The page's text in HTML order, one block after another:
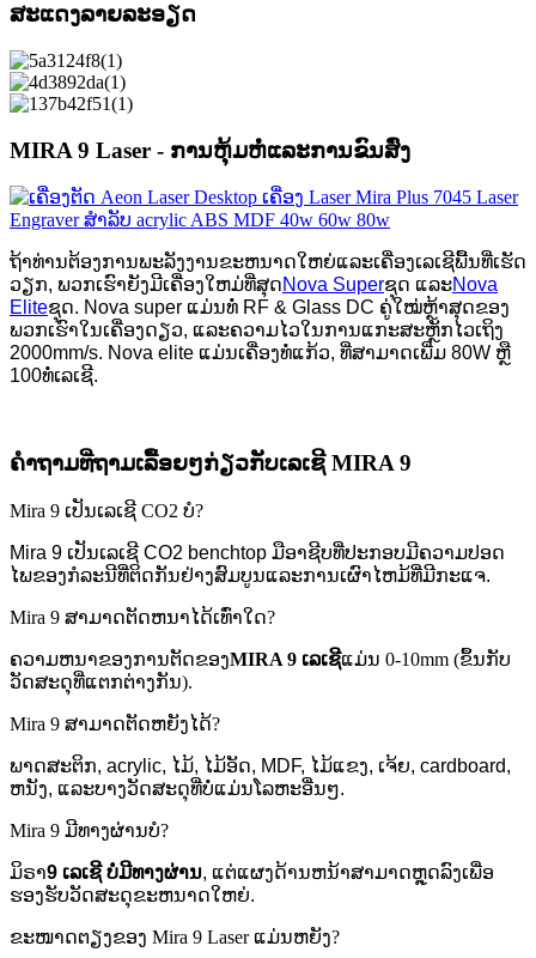
ສະແດງລາຍລະອຽດ
MIRA 9 Laser - ການຫຸ້ມຫໍ່ແລະການຂົນສົ່ງ
ຖ້າທ່ານຕ້ອງການພະລັງງານຂະຫນາດໃຫຍ່ແລະເຄື່ອງເລເຊີພື້ນທີ່ເຮັດ
ວຽກ, ພວກເຮົາຍັງມີເຄື່ອງໃຫມ່ທີ່ສຸດNova Superຊຸດ ແລະNova
Eliteຊຸດ. Nova super ແມ່ນທໍ່ RF & Glass DC ຄູ່ໃໝ່ຫຼ້າສຸດຂອງ
ພວກເຮົາໃນເຄື່ອງດຽວ, ແລະຄວາມໄວໃນການແກະສະຫຼັກໄວເຖິງ
2000mm/s. Nova elite ແມ່ນເຄື່ອງທໍ່ແກ້ວ, ທີ່ສາມາດເພີ່ມ 80W ຫຼື
100ທໍ່ເລເຊີ.
ຄຳຖາມທີ່ຖາມເລື້ອຍໆກ່ຽວກັບເລເຊີ MIRA 9
Mira 9 ເປັນເລເຊີ CO2 ບໍ?
Mira 9 ເປັນເລເຊີ CO2 benchtop ມືອາຊີບທີ່ປະກອບມີຄວາມປອດ
ໄພຂອງກໍລະນີທີ່ຕິດກັນຢ່າງສົມບູນແລະການເຜົາໄຫມ້ທີ່ມີກະແຈ.
Mira 9 ສາມາດຕັດຫນາໄດ້ເທົ່າໃດ?
ຄວາມຫນາຂອງການຕັດຂອງMIRA 9 ເລເຊີແມ່ນ 0-10mm (ຂຶ້ນກັບ
ວັດສະດຸທີ່ແຕກຕ່າງກັນ).
Mira 9 ສາມາດຕັດຫຍັງໄດ້?
ພາດສະຕິກ, acrylic, ໄມ້, ໄມ້ອັດ, MDF, ໄມ້ແຂງ, ເຈ້ຍ, cardboard,
ຫນັງ, ແລະບາງວັດສະດຸທີ່ບໍ່ແມ່ນໂລຫະອື່ນໆ.
Mira 9 ມີທາງຜ່ານບໍ?
ມິຣາ9 ເລເຊີ ບໍ່ມີທາງຜ່ານ, ແຕ່ແຜງດ້ານຫນ້າສາມາດຫຼຸດລົງເພື່ອ
ຮອງຮັບວັດສະດຸຂະຫນາດໃຫຍ່.
ຂະໜາດຕຽງຂອງ Mira 9 Laser ແມ່ນຫຍັງ?